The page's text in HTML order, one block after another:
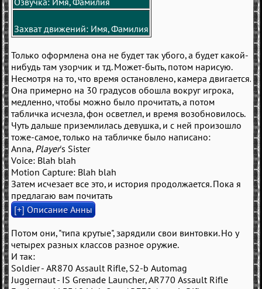
Захват движений: Имя, Фамилия
Только оформлена она не будет так убого, а будет какой-
нибудь там узорчик и тд. Может-быть, потом нарисую.
Несмотря на то, что время остановлено, камера двигается.
Она примерно на 30 градусов обошла вокруг игрока,
медленно, чтобы можно было прочитать, а потом
табличка исчезла, фон осветлел, и время возобновилось.
Чуть дальше приземлилась девушка, и с ней произошло
тоже-самое, только на табличке было написано:
Anna, Player's Sister
Voice: Blah blah
Motion Capture: Blah blah
Затем исчезает все это, и история продолжается. Пока я
предлагаю вам почитать
Потом они, "типа крутые", зарядили свои винтовки. Но у
четырех разных классов разное оружие.
И так:
Soldier - AR870 Assault Rifle, S2-b Automag
Juggernaut - IS Grenade Launcher, AR770 Assault Rifle